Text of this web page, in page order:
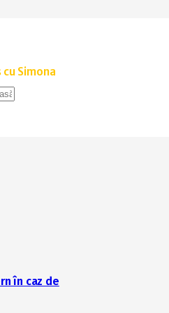
Simona
în caz de
sunt odorizantele de